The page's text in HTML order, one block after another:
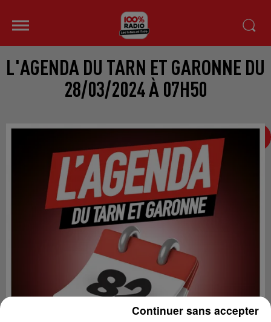
L'AGENDA DU TARN ET GARONNE DU
28/03/2024 À 07H50
Continuer sans accepter